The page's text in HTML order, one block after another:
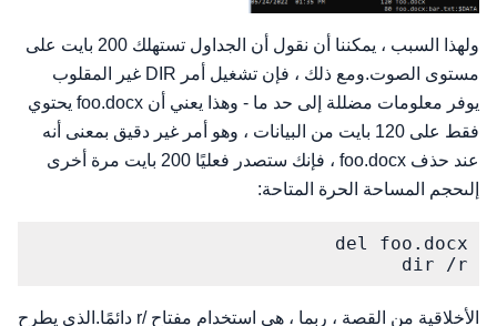
ولهذا السبب ، يمكننا أن نقول أن الجداول تستهلك 200 بايت على
مستوى الصوت.ومع ذلك ، فإن تشغيل أمر DIR غير المقلوب
يوفر معلومات مضللة إلى حد ما - وهذا يعني أن foo.docx يحتوي
فقط على 120 بايت من البيانات ، وهو أمر غير دقيق بمعنى أنه
عند حذف foo.docx ، فإنك ستصدر فعليًا 200 بايت مرة أخرى
إلىحجم المساحة الحرة المتاحة:
dir /r
الأخلاقية من القصة ، ربما ، هي استخدام مفتاح /r دائمًا.الذي يطرح